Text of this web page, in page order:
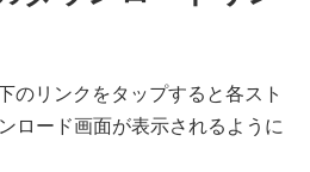
のリンクをタップすると各スト
ロード画面が表示されるように